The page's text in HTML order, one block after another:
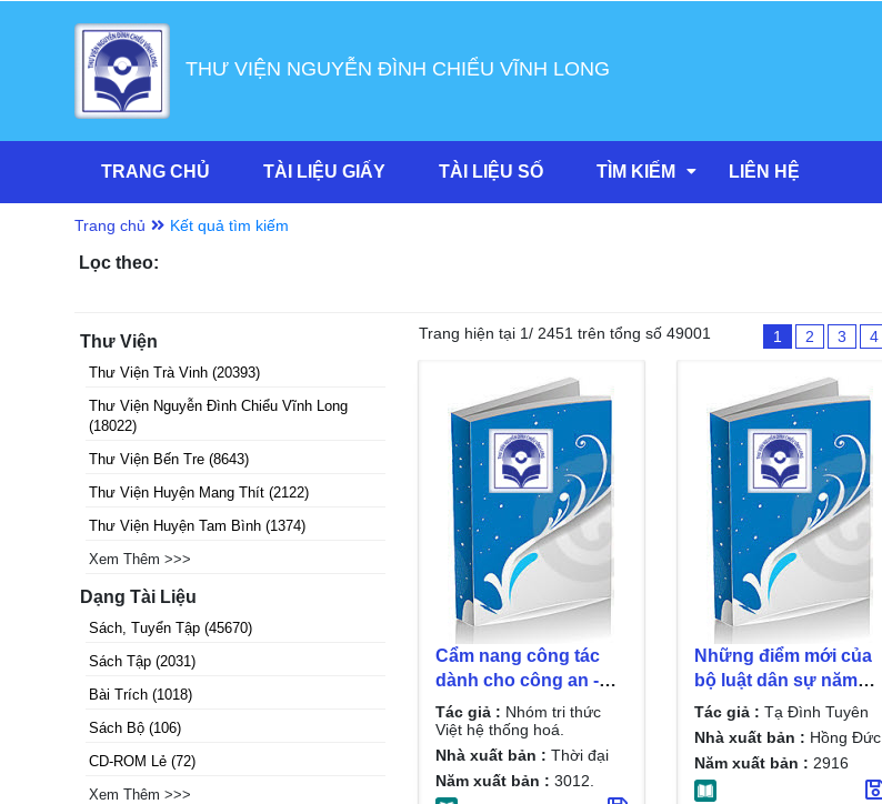
THƯ VIỆN NGUYỄN ĐÌNH CHIỂU VĨNH LONG
TRANG CHỦ TÀI LIỆU GIẤY TÀI LIỆU SỐ TÌM KIẾM LIÊN HỆ
Trang chủ Kết quả tìm kiếm
Lọc theo:
Thư Viện
Thư Viện Trà Vinh (20393)
Thư Viện Nguyễn Đình Chiểu Vĩnh Long
(18022)
Thư Viện Bến Tre (8643)
Thư Viện Huyện Mang Thít (2122)
Thư Viện Huyện Tam Bình (1374)
Xem Thêm >>>
Dạng Tài Liệu
Sách, Tuyển Tập (45670)
Sách Tập (2031)
Bài Trích (1018)
Sách Bộ (106)
CD-ROM Lẻ (72)
Xem Thêm >>>
Trang hiện tại 1/ 2451 trên tổng số 49001 1 2 3 4
Cẩm nang công tác
dành cho công an -
công an viên xã,
phường, thị trấn /
Nhóm tri thức Việt hệ
thống hoá.
Tác giả : Nhóm tri thức
Việt hệ thống hoá.
Nhà xuất bản : Thời đại
Năm xuất bản : 3012.
Những điểm mới của
bộ luật dân sự năm
2015/ Tạ Đình Tuyên
Tác giả : Tạ Đình Tuyên
Nhà xuất bản : Hồng Đức
Năm xuất bản : 2916